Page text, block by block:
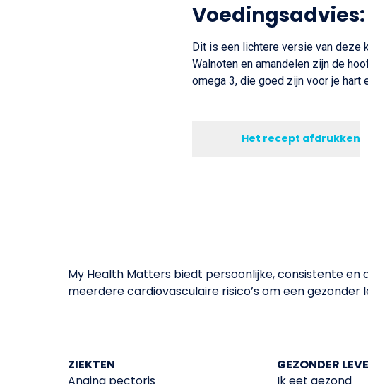
Voedingsadvies:
Dit is een lichtere versie van deze
Walnoten en amandelen zijn de
omega 3, die goed zijn voor je hart
Het recept afdrukken
My Health Matters biedt persoonlijke, consistente
meerdere cardiovasculaire risico’s om een gezonder
ZIEKTEN
Angina pectoris
GEZONDER
Ik eet gezond